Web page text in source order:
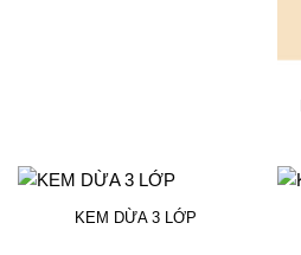
KEM DỪA 3 LỚP